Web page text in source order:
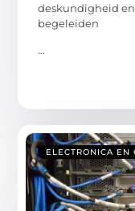
deskundigheid
begeleiden
...
ELECTRONICA EN